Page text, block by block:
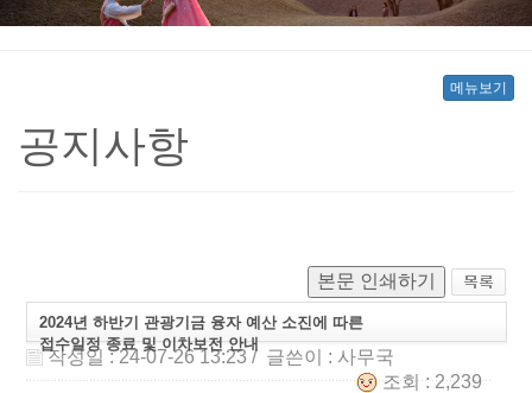
메뉴보기
공지사항
본문 인쇄하기
2024년 하반기 관광기금 융자 예산 소진에 따른
접수일정 종료 및 이차보전 안내
작성일 : 24-07-26 13:23 / 글쓴이 : 사무국
조회 : 2,239